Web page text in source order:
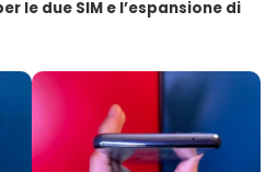
le due SIM e l’espansione di